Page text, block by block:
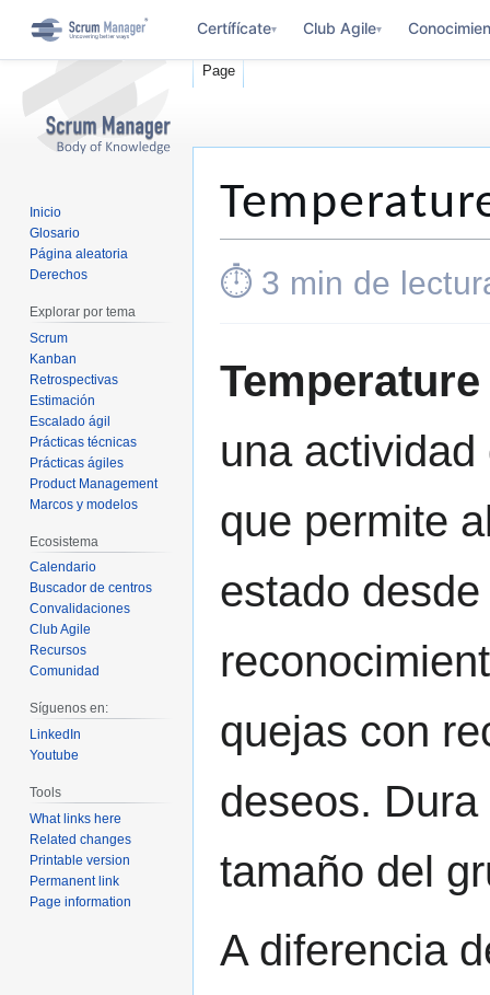
Certífícate▾ Club Agile▾
Jump
to
Jump
to
⏱ 3 min de
una
que permite
estado
quejas con
deseos.
tamaño del
A diferencia
Page
Inicio
Glosario
Página aleatoria
Derechos
Explorar por tema
Scrum
Kanban
Retrospectivas
Estimación
Escalado ágil
Prácticas técnicas
Prácticas ágiles
Product Management
Marcos y modelos
Ecosistema
Calendario
Buscador de centros
Convalidaciones
Club Agile
Recursos
Comunidad
Síguenos en:
LinkedIn
Youtube
Tools
What links here
Related changes
Printable version
Permanent link
Page information